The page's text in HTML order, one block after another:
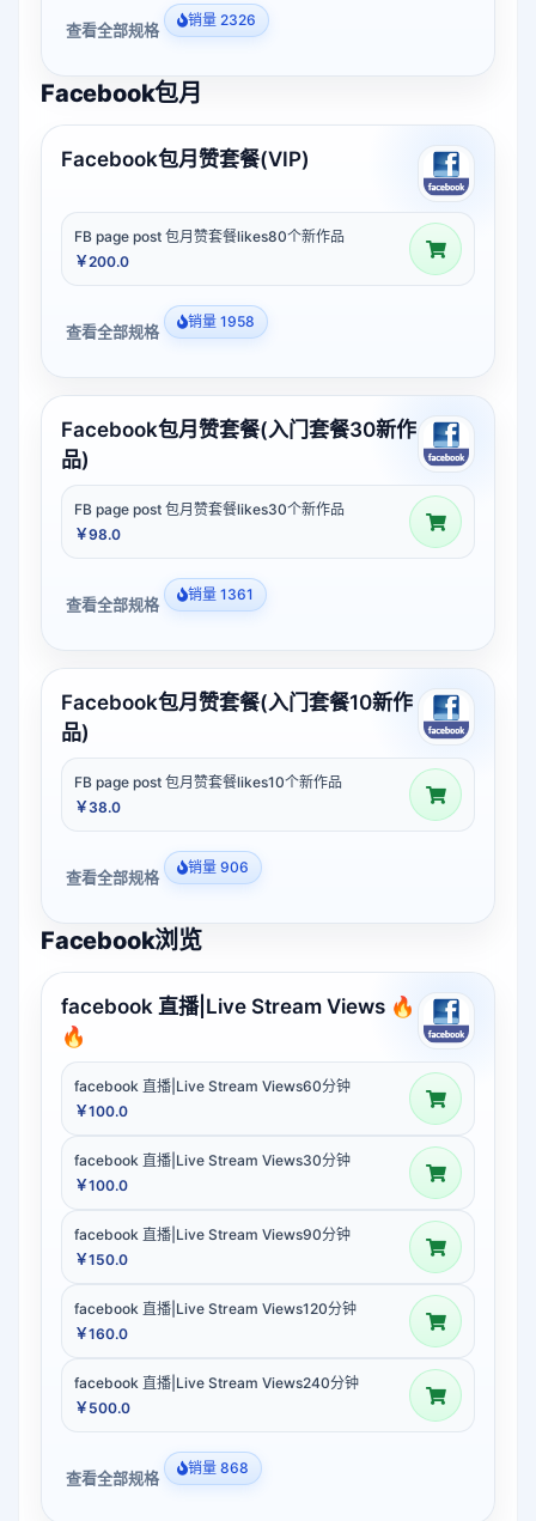
查看全部规格 销量 2326
Facebook包月
Facebook包月赞套餐(VIP)
FB page post 包月赞套餐likes80个新作品
￥200.0
查看全部规格 销量 1958
Facebook包月赞套餐(入门套餐30新作
品)
FB page post 包月赞套餐likes30个新作品
￥98.0
查看全部规格 销量 1361
Facebook包月赞套餐(入门套餐10新作
品)
FB page post 包月赞套餐likes10个新作品
￥38.0
查看全部规格 销量 906
Facebook浏览
facebook 直播|Live Stream Views 🔥
🔥
facebook 直播|Live Stream Views60分钟
￥100.0
facebook 直播|Live Stream Views30分钟
￥100.0
facebook 直播|Live Stream Views90分钟
￥150.0
facebook 直播|Live Stream Views120分钟
￥160.0
facebook 直播|Live Stream Views240分钟
￥500.0
查看全部规格 销量 868